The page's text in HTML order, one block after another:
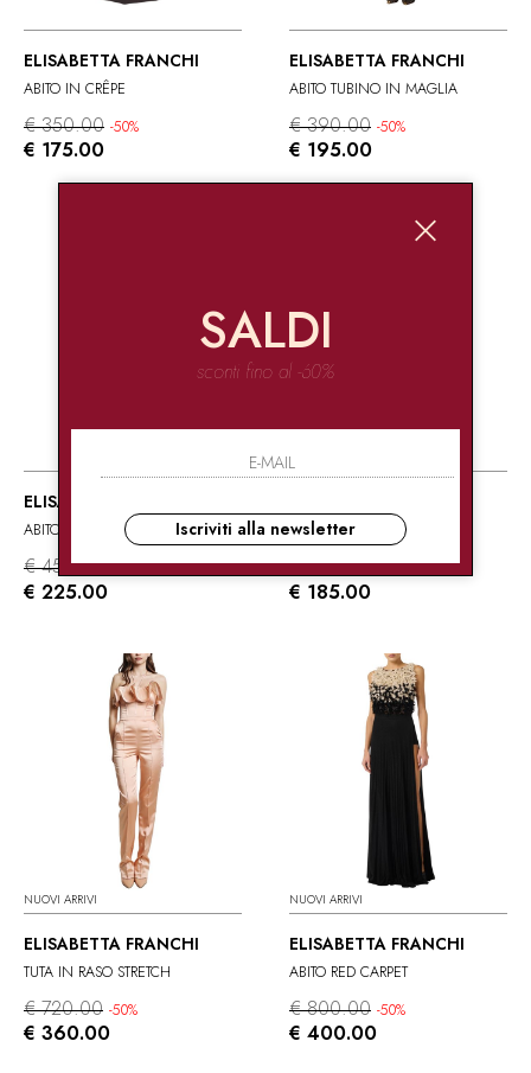
ELISABETTA FRANCHI
ABITO IN CRÊPE
€ 350.00 -50%
€ 175.00
ELISABETTA FRANCHI
ABITO TUBINO IN MAGLIA
€ 390.00 -50%
€ 195.00
ELISABETTA FRANCHI
ABITO IN MAGLIA
€ 450.00 -50%
€ 225.00
ABITO MIDI IN MAGLIA
€ 370.00 -50%
€ 185.00
NUOVI ARRIVI
ELISABETTA FRANCHI
TUTA IN RASO STRETCH
€ 720.00 -50%
€ 360.00
NUOVI ARRIVI
ELISABETTA FRANCHI
ABITO RED CARPET
€ 800.00 -50%
€ 400.00
SALDI
sconti fino al -60%
Iscriviti alla newsletter